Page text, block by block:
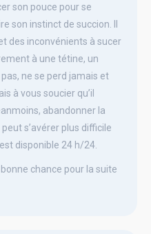
son pouce pour se
son instinct de succion. Il
des inconvénients à sucer
à une tétine, un
pas, ne se perd jamais et
à vous soucier qu’il
abandonner la
s’avérer plus difficile
disponible 24 h/24.
chance pour la suite